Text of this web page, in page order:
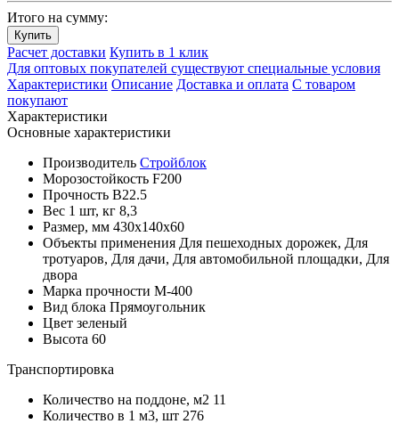
Итого на сумму:
Купить
Расчет доставки Купить в 1 клик
Для оптовых покупателей существуют специальные условия
Характеристики Описание Доставка и оплата С товаром
покупают
Характеристики
Основные характеристики
Производитель Стройблок
Морозостойкость F200
Прочность B22.5
Вес 1 шт, кг 8,3
Размер, мм 430x140x60
Объекты применения Для пешеходных дорожек, Для
тротуаров, Для дачи, Для автомобильной площадки, Для
двора
Марка прочности М-400
Вид блока Прямоугольник
Цвет зеленый
Высота 60
Транспортировка
Количество на поддоне, м2 11
Количество в 1 м3, шт 276